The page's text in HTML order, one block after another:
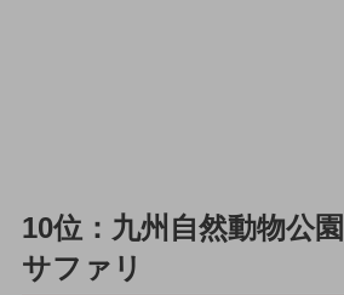
10位：九州自然動物公
サファリ